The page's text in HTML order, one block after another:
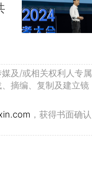
及/或相关权利人专属
摘编、复制及建立镜
，获得书面确认